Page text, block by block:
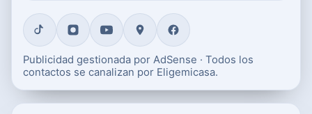
Publicidad gestionada por AdSense · Todos los
contactos se canalizan por Eligemicasa.